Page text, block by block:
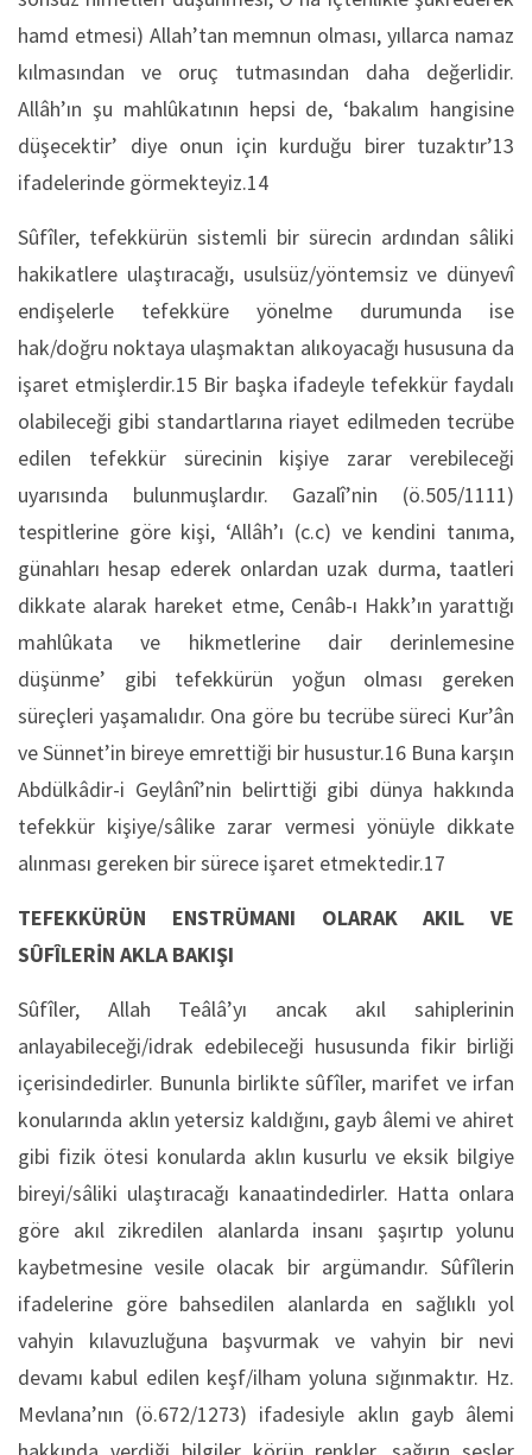
hamd etmesi) Allah’tan memnun olması, yıllarca namaz
kılmasından ve oruç tutmasından daha değerlidir.
Allâh’ın şu mahlûkatının hepsi de, ‘bakalım hangisine
düşecektir’ diye onun için kurduğu birer tuzaktır’13
ifadelerinde görmekteyiz.14
Sûfîler, tefekkürün sistemli bir sürecin ardından sâliki
hakikatlere ulaştıracağı, usulsüz/yöntemsiz ve dünyevî
endişelerle tefekküre yönelme durumunda ise
hak/doğru noktaya ulaşmaktan alıkoyacağı hususuna da
işaret etmişlerdir.15 Bir başka ifadeyle tefekkür faydalı
olabileceği gibi standartlarına riayet edilmeden tecrübe
edilen tefekkür sürecinin kişiye zarar verebileceği
uyarısında bulunmuşlardır. Gazalî’nin (ö.505/1111)
tespitlerine göre kişi, ‘Allâh’ı (c.c) ve kendini tanıma,
günahları hesap ederek onlardan uzak durma, taatleri
dikkate alarak hareket etme, Cenâb-ı Hakk’ın yarattığı
mahlûkata ve hikmetlerine dair derinlemesine
düşünme’ gibi tefekkürün yoğun olması gereken
süreçleri yaşamalıdır. Ona göre bu tecrübe süreci Kur’ân
ve Sünnet’in bireye emrettiği bir husustur.16 Buna karşın
Abdülkâdir-i Geylânî’nin belirttiği gibi dünya hakkında
tefekkür kişiye/sâlike zarar vermesi yönüyle dikkate
alınması gereken bir sürece işaret etmektedir.17
TEFEKKÜRÜN ENSTRÜMANI OLARAK AKIL VE
SÛFÎLERİN AKLA BAKIŞI
Sûfîler, Allah Teâlâ’yı ancak akıl sahiplerinin
anlayabileceği/idrak edebileceği hususunda fikir birliği
içerisindedirler. Bununla birlikte sûfîler, marifet ve irfan
konularında aklın yetersiz kaldığını, gayb âlemi ve ahiret
gibi fizik ötesi konularda aklın kusurlu ve eksik bilgiye
bireyi/sâliki ulaştıracağı kanaatindedirler. Hatta onlara
göre akıl zikredilen alanlarda insanı şaşırtıp yolunu
kaybetmesine vesile olacak bir argümandır. Sûfîlerin
ifadelerine göre bahsedilen alanlarda en sağlıklı yol
vahyin kılavuzluğuna başvurmak ve vahyin bir nevi
devamı kabul edilen keşf/ilham yoluna sığınmaktır. Hz.
Mevlana’nın (ö.672/1273) ifadesiyle aklın gayb âlemi